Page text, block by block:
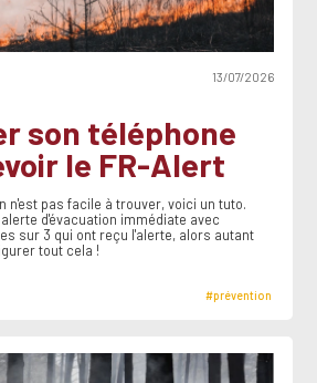
13/07/2026
son téléphone
le FR-Alert
n'est pas facile à trouver, voici un tuto.
d'évacuation immédiate avec
sur 3 qui ont reçu l'alerte, alors autant
tout cela !
#prévention